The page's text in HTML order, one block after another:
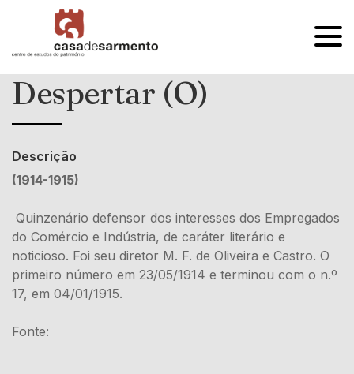
OPEN
Despertar (O)
Descrição
(1914-1915)
Quinzenário defensor dos interesses dos Empregados
do Comércio e Indústria, de caráter literário e
noticioso. Foi seu diretor M. F. de Oliveira e Castro. O
primeiro número em 23/05/1914 e terminou com o n.º
17, em 04/01/1915.
Fonte: